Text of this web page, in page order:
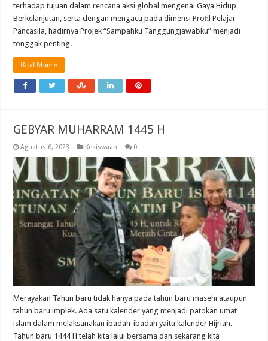
terhadap tujuan dalam rencana aksi global mengenai Gaya Hidup
Berkelanjutan, serta dengan mengacu pada dimensi Proﬁl Pelajar
Pancasila, hadirnya Projek “Sampahku Tanggungjawabku” menjadi
tonggak penting. …
Read More »
GEBYAR MUHARRAM 1445 H
Agustus 6, 2023 Kesiswaan 0
Merayakan Tahun baru tidak hanya pada tahun baru masehi ataupun
tahun baru implek. Ada satu kalender yang menjadi patokan umat
islam dalam melaksanakan ibadah-ibadah yaitu kalender Hijriah.
Tahun baru 1444 H telah kita lalui bersama dan sekarang kita